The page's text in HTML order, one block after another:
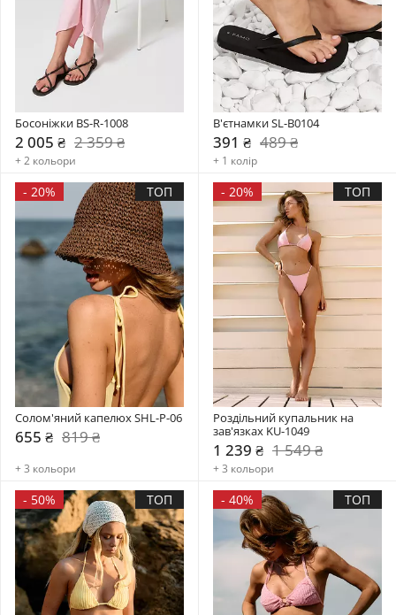
Босоніжки BS-R-1008
2 005 ₴ 2 359 ₴
+ 2 кольори
В'єтнамки SL-B0104
391 ₴ 489 ₴
+ 1 колір
- 20% ТОП
Солом'яний капелюх SHL-P-06
655 ₴ 819 ₴
+ 3 кольори
- 20% ТОП
Роздільний купальник на
зав'язках KU-1049
1 239 ₴ 1 549 ₴
+ 3 кольори
- 50% ТОП - 40% ТОП